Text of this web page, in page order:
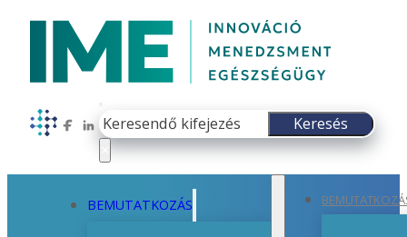
Follow us on Facebook
Follow us on LinkedIn
Keresés
Keresés
BEMUTATKOZÁS